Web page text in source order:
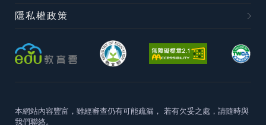
隱私權政策
本網站內容豐富，雖經審查仍有可能疏漏， 若有欠妥之處，請隨時與
我們聯絡。